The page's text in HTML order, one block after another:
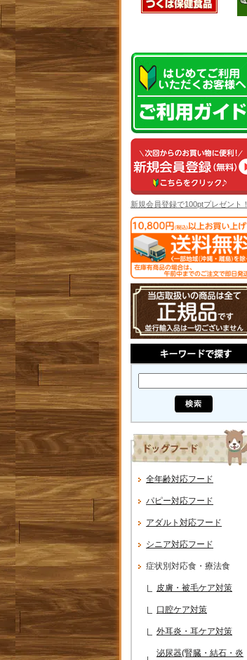
新規会員登録で100ptプレゼント！
全年齢対応フード
パピー対応フード
アダルト対応フード
シニア対応フード
症状別対応食・療法食
皮膚・被毛ケア対策
口腔ケア対策
外耳炎・耳ケア対策
泌尿器(腎臓・結石・炎